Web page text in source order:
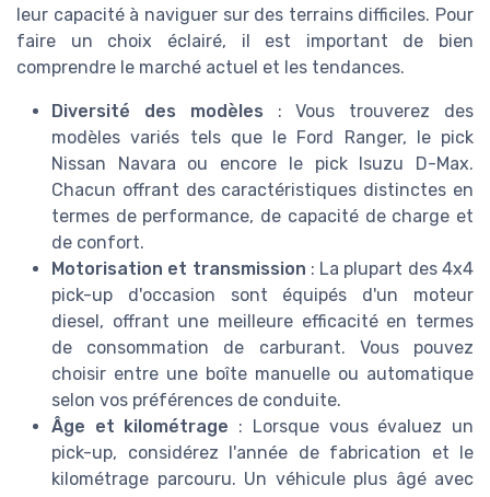
leur capacité à naviguer sur des terrains difficiles. Pour
faire un choix éclairé, il est important de bien
comprendre le marché actuel et les tendances.
Diversité des modèles : Vous trouverez des
modèles variés tels que le Ford Ranger, le pick
Nissan Navara ou encore le pick Isuzu D-Max.
Chacun offrant des caractéristiques distinctes en
termes de performance, de capacité de charge et
de confort.
Motorisation et transmission : La plupart des 4x4
pick-up d'occasion sont équipés d'un moteur
diesel, offrant une meilleure efficacité en termes
de consommation de carburant. Vous pouvez
choisir entre une boîte manuelle ou automatique
selon vos préférences de conduite.
Âge et kilométrage : Lorsque vous évaluez un
pick-up, considérez l'année de fabrication et le
kilométrage parcouru. Un véhicule plus âgé avec